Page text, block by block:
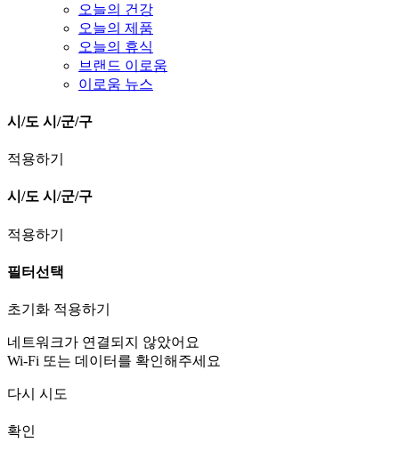
오늘의 건강
오늘의 제품
오늘의 휴식
브랜드 이로움
이로움 뉴스
시/도 시/군/구
적용하기
시/도 시/군/구
적용하기
필터선택
초기화 적용하기
네트워크가 연결되지 않았어요
Wi-Fi 또는 데이터를 확인해주세요
다시 시도
확인